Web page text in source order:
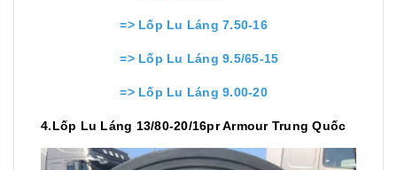
=> Lốp Lu Láng 7.50-16
=> Lốp Lu Láng 9.5/65-15
=> Lốp Lu Láng 9.00-20
4.Lốp Lu Láng 13/80-20/16pr Armour Trung Quốc